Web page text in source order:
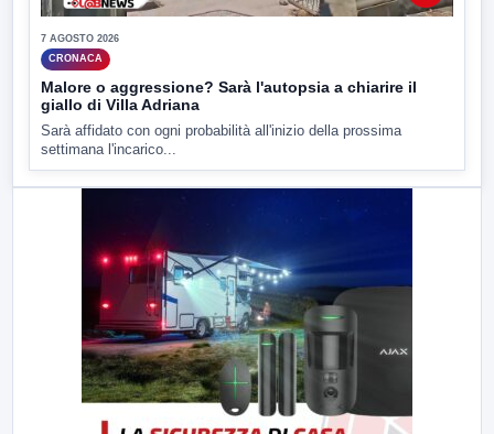
7 AGOSTO 2026
CRONACA
Malore o aggressione? Sarà l'autopsia a chiarire il
giallo di Villa Adriana
Sarà affidato con ogni probabilità all'inizio della prossima
settimana l'incarico...